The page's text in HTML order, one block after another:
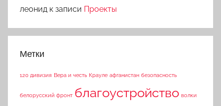
леонид к записи Проекты
Метки
120 дивизия Вера и честь Крауле афганистан безопасность
белорусский фронт благоустройство волки